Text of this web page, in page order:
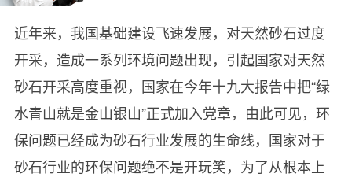
近年来，我国基础建设飞速发展，对天然砂石过度
开采，造成一系列环境问题出现，引起国家对天然
砂石开采高度重视，国家在今年十九大报告中把“绿
水青山就是金山银山”正式加入党章，由此可见，环
保问题已经成为砂石行业发展的生命线，国家对于
砂石行业的环保问题绝不是开玩笑，为了从根本上